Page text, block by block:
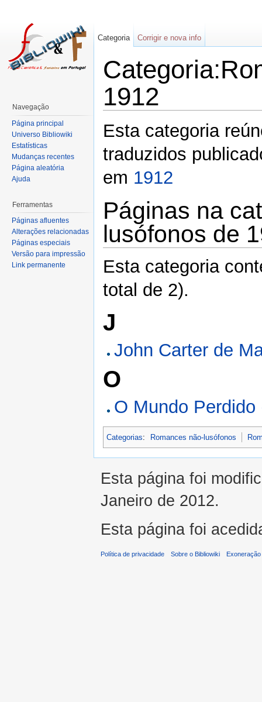
1912
Esta categoria
traduzidos
em 1912
Páginas na
lusófonos de
Esta categoria
total de 2).
J
John Carter de
O
O Mundo Perdido
Categorias: Romances não-lusófonos
Categoria Corrigir e nova info
Navegação
Página principal
Universo Bibliowiki
Estatísticas
Mudanças recentes
Página aleatória
Ajuda
Ferramentas
Páginas afluentes
Alterações relacionadas
Páginas especiais
Versão para impressão
Link permanente
Esta página foi
Janeiro de 2012.
Esta página foi
Política de privacidade Sobre o Bibliowiki